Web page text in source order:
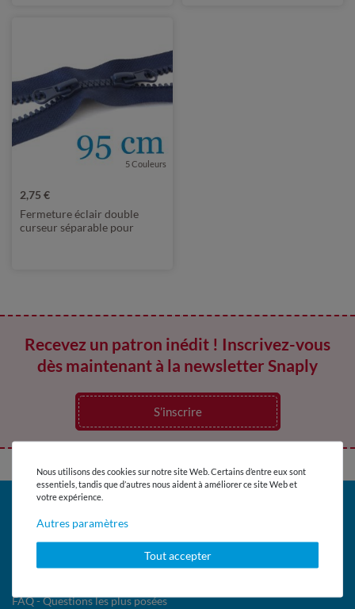
5 Couleurs
2,75 €
Fermeture éclair double
curseur séparable pour
Recevez un patron inédit ! Inscrivez-vous
dès maintenant à la newsletter Snaply
S’inscrire
Nous utilisons des cookies sur notre site Web. Certains d’entre eux sont
essentiels, tandis que d’autres nous aident à améliorer ce site Web et
votre expérience.
Autres paramètres
Tout accepter
Service client
Contact
FAQ - Questions les plus posées